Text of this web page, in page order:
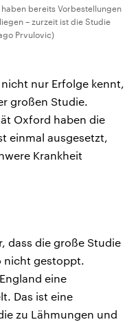
bereits Vorbestellungen
– zurzeit ist die Studie
Prvulovic)
nur Erfolge kennt,
großen Studie.
Oxford haben die
einmal ausgesetzt,
Krankheit
dass die große Studie
nicht gestoppt.
eine
Das ist eine
zu Lähmungen und